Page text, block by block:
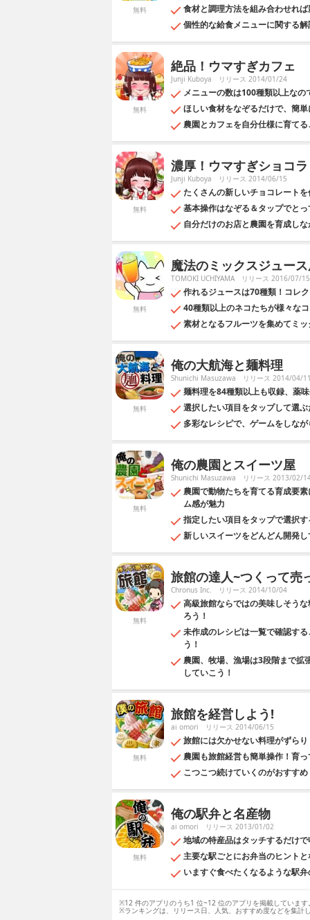
無料
食材と調理方法を組み合わせれ
個性的な給食メニューに関する
無料
絶品！ウマすぎカフェ
Junji Kuboya リリース 2014/01/24
メニューの数は100種類以上な
ほしい食材をなぞるだけで、簡
農園とカフェを自分仕様に育て
無料
濃厚！ウマすぎショコラ
Junji Kuboya リリース 2014/06/15
たくさんの新しいチョコレート
基本操作はなぞる＆タップでと
自分だけのお店と農園を育成し
無料
魔法のミックスジュー
TOMOKI UCHIYAMA リリース 2016/07/15
作れるジュースは70種類！コレ
40種類以上のネコたちが様々な
素材となるフルーツを集めてミ
無料
俺の大航海と麺料理
Shunichi Masuzawa リリース 2014/04/
麺料理を84種類以上も収録、薬
選択したい項目をタップして選
多彩なレシピで、ゲームをしな
無料
俺の農園とスイーツ屋
Shunichi Masuzawa リリース 2013/02/
農園で動物たちを育てる育成要
ム感が魅力
指定したい項目をタップで選択
新しいスイーツをどんどん開発
無料
旅館の達人~つくって売
Chronus Inc. リリース 2014/10/04
高級旅館ならではの美味しそう
ろう！
未作成のレシピは一覧で確認す
う！
農園、牧場、漁場は3段階まで拡
していこう！
無料
旅館を経営しよう!
ai omori リリース 2014/06/15
旅館には欠かせない料理がずら
農園も旅館経営も簡単操作！育
こつこつ続けていくのがおすす
無料
俺の駅弁と名産物
ai omori リリース 2013/01/02
地域の特産品はタッチするだけ
主要な駅ごとにお弁当のヒント
いますぐ食べたくなるような駅
※12 件のアプリのうち1 位~12 位のアプリを掲載しています
※ランキングは、リリース日、人気、おすすめ度などを集計